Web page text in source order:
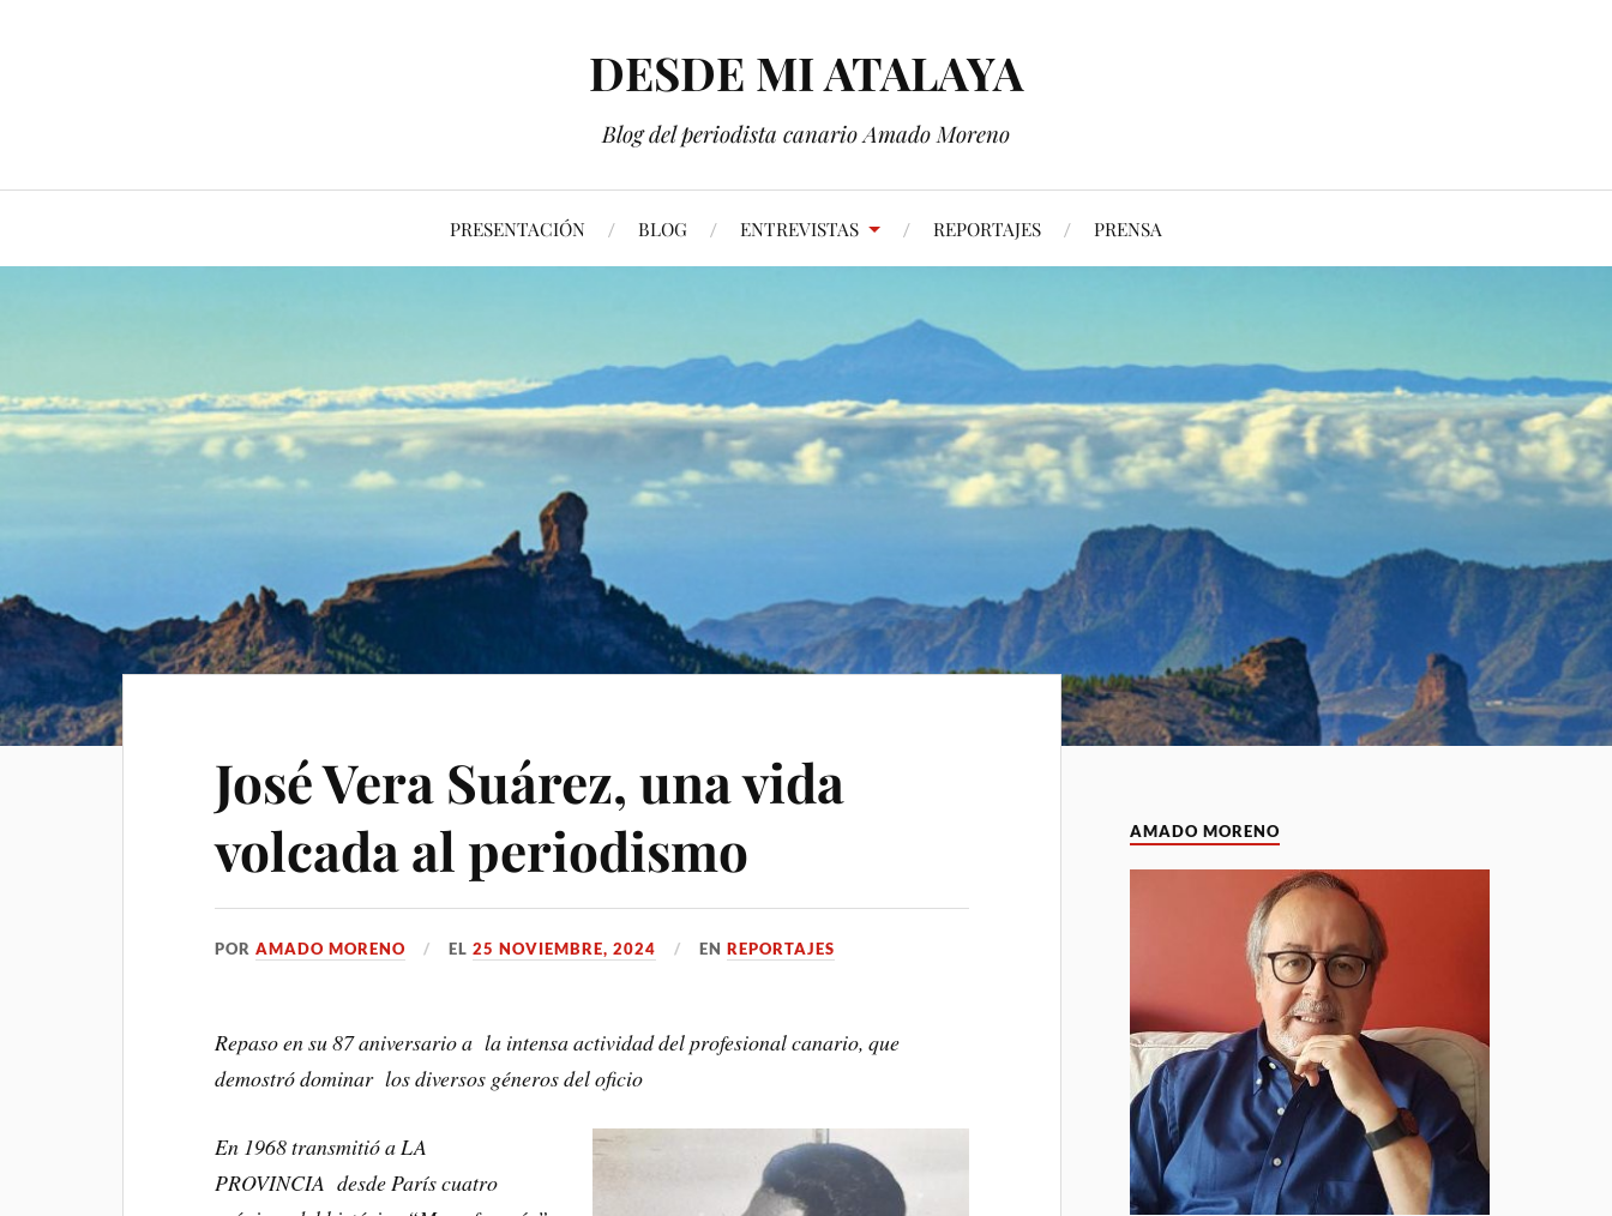
DESDE MI ATALAYA
Blog del periodista canario Amado Moreno
PRESENTACIÓN BLOG ENTREVISTAS REPORTAJES PRENSA
José Vera Suárez, una vida
volcada al periodismo
PORAMADO MORENO EL25 NOVIEMBRE, 2024 ENREPORTAJES
Repaso en su 87 aniversario a la intensa actividad del profesional canario, que
demostró dominar los diversos géneros del oficio
En 1968 transmitió a LA
PROVINCIA desde París cuatro
AMADO MORENO